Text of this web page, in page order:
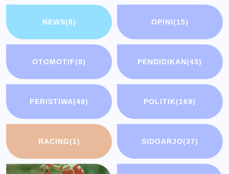
NEWS(8) OPINI(15)
OTOMOTIF(8) PENDIDIKAN(43)
PERISTIWA(49) POLITIK(169)
RACING(1) SIDOARJO(37)